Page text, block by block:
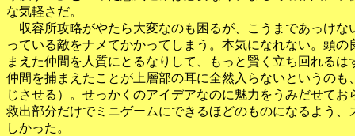
な気軽さだ。
収容所攻略がやたら大変なのも困るが、こうまであっけな
っている敵をナメてかかってしまう。本気になれない。頭の
まえた仲間を人質にとるなりして、もっと賢く立ち回れるは
仲間を捕まえたことが上層部の耳に全然入らないというのも
じさせる）。せっかくのアイデアなのに魅力をうみだせてお
救出部分だけでミニゲームにできるほどのものになるよう、
しかった。